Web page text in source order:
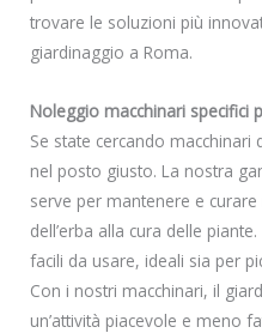
trovare le soluzioni più
giardinaggio a Roma.
Noleggio macchinari specifici
Se state cercando
nel posto giusto. La nostra
serve per mantenere e
dell’erba alla cura delle
facili da usare, ideali sia per
Con i nostri macchinari, il
un’attività piacevole e meno